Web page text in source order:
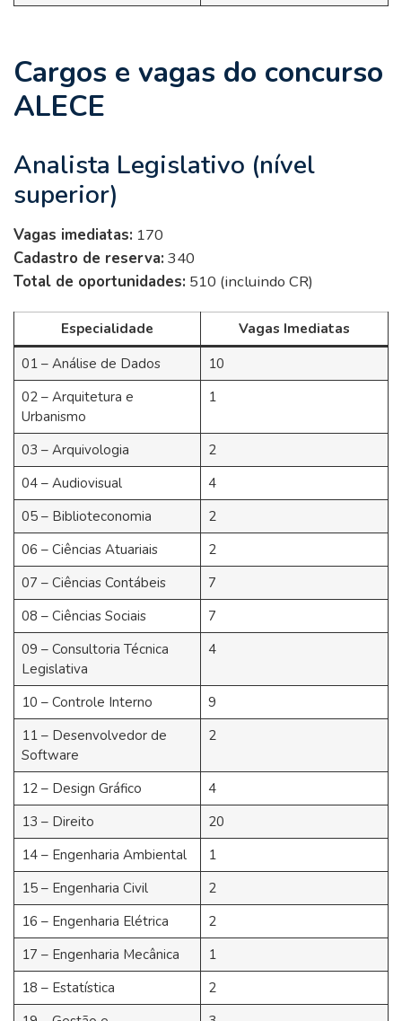
Cargos e vagas do concurso
ALECE
Analista Legislativo (nível
superior)
Vagas imediatas: 170
Cadastro de reserva: 340
Total de oportunidades: 510 (incluindo CR)
Especialidade
Vagas Imediatas
01 – Análise de Dados
10
02 – Arquitetura e
Urbanismo
1
03 – Arquivologia
2
04 – Audiovisual
4
05 – Biblioteconomia
2
06 – Ciências Atuariais
2
07 – Ciências Contábeis
7
08 – Ciências Sociais
7
09 – Consultoria Técnica
Legislativa
4
10 – Controle Interno
9
11 – Desenvolvedor de
Software
2
12 – Design Gráfico
4
13 – Direito
20
14 – Engenharia Ambiental
1
15 – Engenharia Civil
2
16 – Engenharia Elétrica
2
17 – Engenharia Mecânica
1
18 – Estatística
2